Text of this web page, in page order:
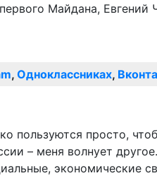
Майдана, Евгений
, Одноклассниках,
пользуются просто,
– меня волнует
экономические